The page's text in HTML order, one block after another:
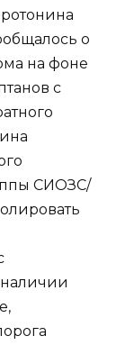
о
на фоне
с
СИОЗС/